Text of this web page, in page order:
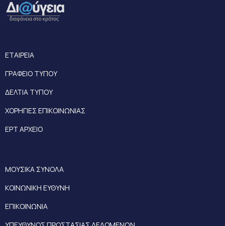
ΕΤΑΙΡΕΙΑ
ΓΡΑΦΕΙΟ ΤΥΠΟΥ
ΔΕΛΤΙΑ ΤΥΠΟΥ
ΧΟΡΗΓΙΕΣ ΕΠΙΚΟΙΝΩΝΙΑΣ
ΕΡΤ ΑΡΧΕΙΟ
ΜΟΥΣΙΚΑ ΣΥΝΟΛΑ
ΚΟΙΝΩΝΙΚΗ ΕΥΘΥΝΗ
ΕΠΙΚΟΙΝΩΝΙΑ